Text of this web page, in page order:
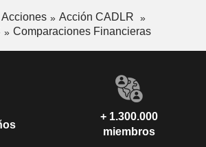
Acciones
Acción CADLR
Comparaciones Financieras
+ 1.300.000
miembros